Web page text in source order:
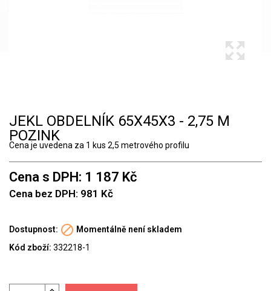
JEKL OBDELNÍK 65X45X3 - 2,75 M
POZINK
Cena je uvedena za 1 kus 2,5 metrového profilu
Cena s DPH: 1 187 Kč
Cena bez DPH: 981 Kč
Dostupnost:  Momentálně není skladem
Kód zboží: 332218-1